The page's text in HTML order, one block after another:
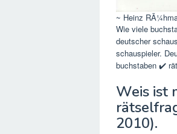
~ Heinz
Wie viele
deutscher
schauspieler.
buchstaben ✔️
Weis ist
2010).